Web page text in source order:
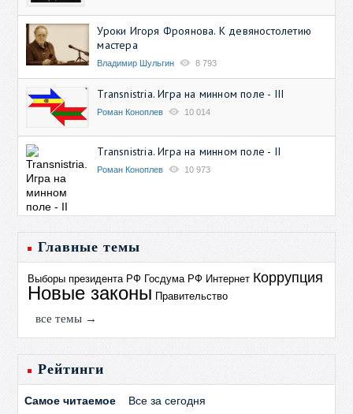
Уроки Игоря Фроянова. К девяностолетию
мастера
Владимир Шульгин 8 793
Transnistria. Игра на минном поле - III
Роман Коноплев 10 014
Transnistria. Игра на минном поле - II
Роман Коноплев 10 973
Главные темы
Выборы президента РФ Госдума РФ Интернет Коррупция
Новые законы Правительство
все темы →
Рейтинги
Самое читаемое Все за сегодня